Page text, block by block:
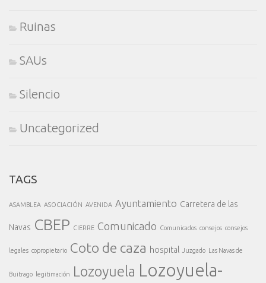
Ruinas
SAUs
Silencio
Uncategorized
TAGS
ASAMBLEA ASOCIACIÓN AVENIDA Ayuntamiento Carretera de las
Navas CBEP CIERRE Comunicado Comunicados consejos consejos
legales copropietario Coto de caza hospital Juzgado Las Navas de
Buitrago legitimación Lozoyuela Lozoyuela-